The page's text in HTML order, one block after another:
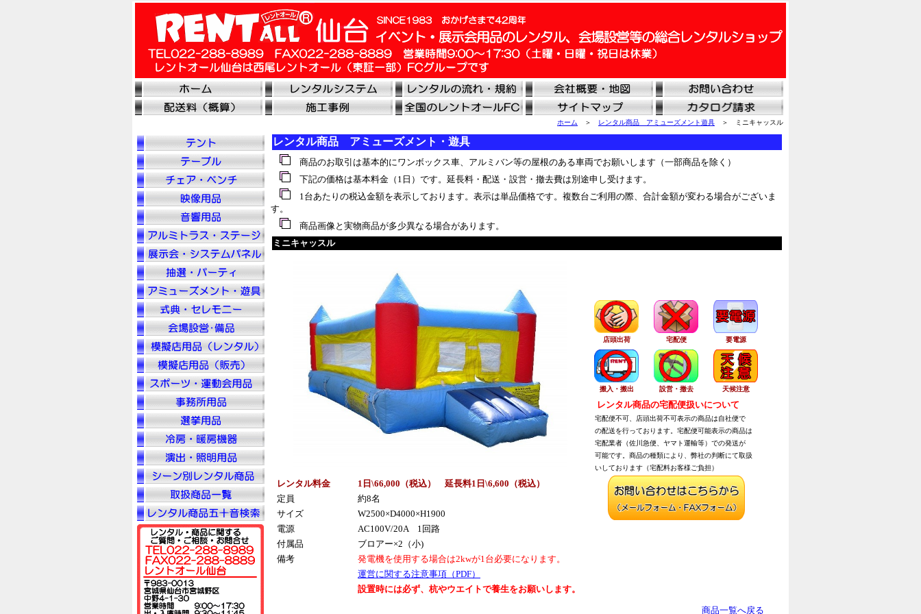
ホーム ＞ レンタル商品 アミューズメント遊具 ＞ ミニキャッスル
レンタル商品 アミューズメント・遊具
商品のお取引は基本的にワンボックス車、アルミバン等の屋根のある車両でお願いします（一部商品を除く）
下記の価格は基本料金（1日）です。延長料・配送・設営・撤去費は別途申し受けます。
1台あたりの税込金額を表示しております。表示は単品価格です。複数台ご利用の際、合計金額が変わる場合がございま
す。
商品画像と実物商品が多少異なる場合があります。
ミニキャッスル
店頭出荷 宅配便 要電源
搬入・搬出 設営・撤去 天候注意
レンタル商品の宅配便扱いについて
宅配便不可、店頭出荷不可表示の商品は自社便で
の配送を行っております。宅配便可能表示の商品は
宅配業者（佐川急便、ヤマト運輸等）での発送が
可能です。商品の種類により、弊社の判断にて取扱
いしております（宅配料お客様ご負担）
レンタル料金 1日\66,000（税込） 延長料1日\6,600（税込）
定員
約8名
サイズ
W2500×D4000×H1900
電源
AC100V/20A 1回路
付属品
ブロアー×2（小)
備考
発電機を使用する場合は2kwが1台必要になります。
運営に関する注意事項（PDF）
設置時には必ず、杭やウエイトで養生をお願いします。
商品一覧へ戻る